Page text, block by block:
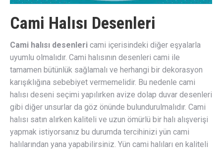
Cami Halısı Desenleri
Cami halısı desenleri cami içerisindeki diğer eşyalarla
uyumlu olmalıdır. Cami halısının desenleri cami ile
tamamen bütünlük sağlamalı ve herhangi bir dekorasyon
karışıklığına sebebiyet vermemelidir. Bu nedenle cami
halısı deseni seçimi yapılırken avize dolap duvar desenleri
gibi diğer unsurlar da göz önünde bulundurulmalıdır. Cami
halısı satın alırken kaliteli ve uzun ömürlü bir halı alışverişi
yapmak istiyorsanız bu durumda tercihinizi yün cami
halılarından yana yapabilirsiniz. Yün cami halıları en kaliteli